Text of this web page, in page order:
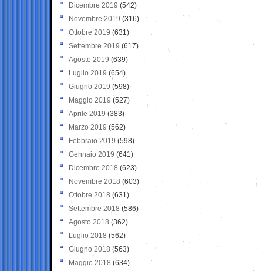
Dicembre 2019 (542)
Novembre 2019 (316)
Ottobre 2019 (631)
Settembre 2019 (617)
Agosto 2019 (639)
Luglio 2019 (654)
Giugno 2019 (598)
Maggio 2019 (527)
Aprile 2019 (383)
Marzo 2019 (562)
Febbraio 2019 (598)
Gennaio 2019 (641)
Dicembre 2018 (623)
Novembre 2018 (603)
Ottobre 2018 (631)
Settembre 2018 (586)
Agosto 2018 (362)
Luglio 2018 (562)
Giugno 2018 (563)
Maggio 2018 (634)